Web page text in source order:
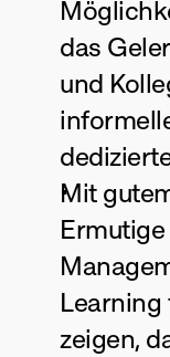
das
und
Mit
Learning
zeigen,